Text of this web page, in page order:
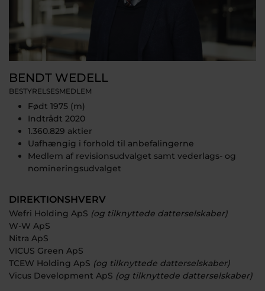
BENDT WEDELL
BESTYRELSESMEDLEM
Født 1975 (m)
Indtrådt 2020
1.360.829 aktier
Uafhængig i forhold til anbefalingerne
Medlem af revisionsudvalget samt vederlags- og
nomineringsudvalget
DIREKTIONSHVERV
Wefri Holding ApS (og tilknyttede datterselskaber)
W-W ApS
Nitra ApS
VICUS Green ApS
TCEW Holding ApS (og tilknyttede datterselskaber)
Vicus Development ApS (og tilknyttede datterselskaber)